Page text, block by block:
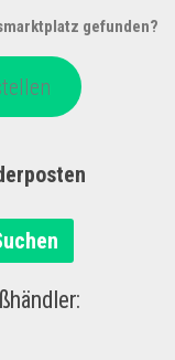
gefunden?